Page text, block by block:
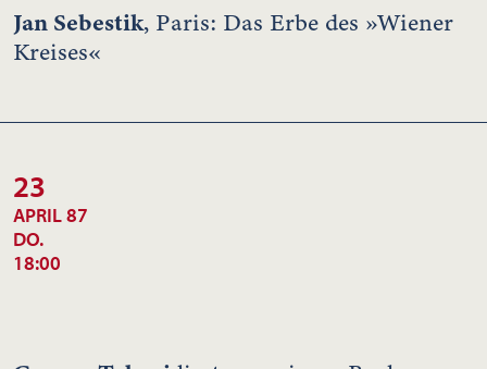
Jan Sebestik, Paris: Das Erbe des »Wiener
Kreises«
23
APRIL 87
DO.
18:00